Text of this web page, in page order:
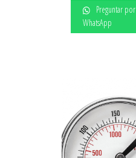
Preguntar por
WhatsApp